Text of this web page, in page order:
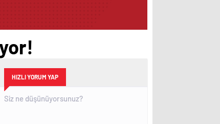
HIZLI YORUM YAP